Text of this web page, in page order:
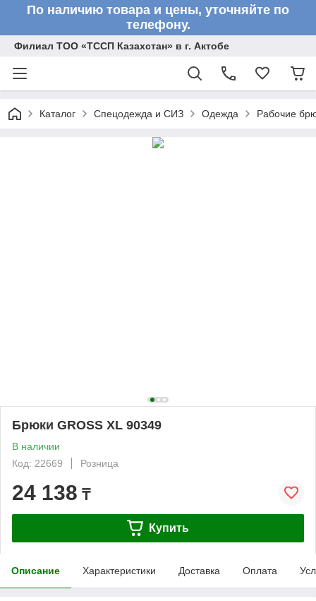
По наличию товара и цены, уточняйте по
телефону.
Филиал ТОО «ТССП Казахстан» в г. Актобе
Каталог Спецодежда и СИЗ Одежда Рабочие
Брюки GROSS XL 90349
В наличии
Код: 22669
Розница
24 138 ₸
Купить
Описание Характеристики Доставка Оплата